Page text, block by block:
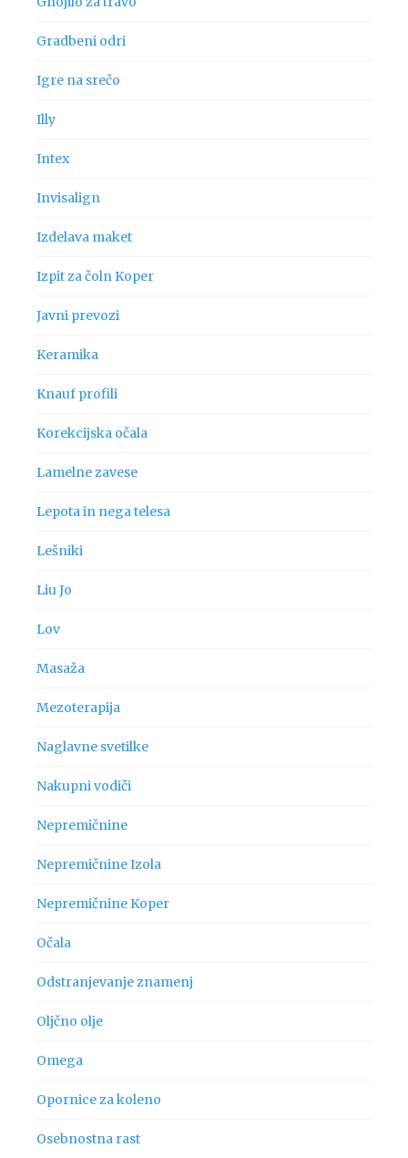
Gradbeni odri
Igre na srečo
Illy
Intex
Invisalign
Izdelava maket
Izpit za čoln Koper
Javni prevozi
Keramika
Knauf profili
Korekcijska očala
Lamelne zavese
Lepota in nega telesa
Lešniki
Liu Jo
Lov
Masaža
Mezoterapija
Naglavne svetilke
Nakupni vodiči
Nepremičnine
Nepremičnine Izola
Nepremičnine Koper
Očala
Odstranjevanje znamenj
Oljčno olje
Omega
Opornice za koleno
Osebnostna rast